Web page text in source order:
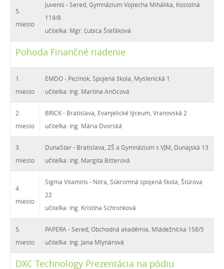
5.
miesto
Juvenis - Sereď, Gymnázium Vojtecha Mihálika, Kostolná
119/8
učiteľka: Mgr. Ľubica Štefáková
Pohoda Finančné riadenie
1.
miesto
EMDO - Pezinok, Spojená škola, Myslenická 1
učiteľka: Ing. Martina Ančicová
2.
miesto
BRICK - Bratislava, Evanjelické lýceum, Vranovská 2
učiteľka: Ing. Mária Dvorská
3.
miesto
DunaStar - Bratislava, ZŠ a Gymnázium s VJM, Dunajská 13
učiteľka: Ing. Margita Bitterová
4.
miesto
Sigma Vitamins - Nitra, Súkromná spojená škola, Štúrova
22
učiteľka: Ing. Kristína Schronková
5.
miesto
PAPERA - Sereď, Obchodná akadémia, Mládežnícka 158/5
učiteľka: Ing. Jana Mlynárová
DXC Technology Prezentácia na pódiu